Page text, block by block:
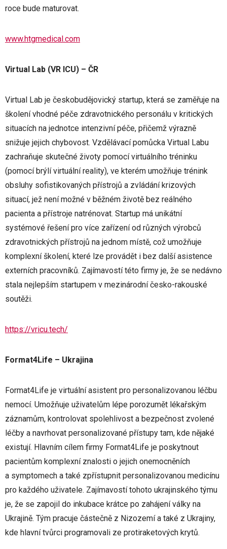
roce bude maturovat.
www.htgmedical.com
Virtual Lab (VR ICU) – ČR
Virtual Lab je českobudějovický startup, která se zaměřuje na
školení vhodné péče zdravotnického personálu v kritických
situacích na jednotce intenzivní péče, přičemž výrazně
snižuje jejich chybovost. Vzdělávací pomůcka Virtual Labu
zachraňuje skutečné životy pomocí virtuálního tréninku
(pomocí brýlí virtuální reality), ve kterém umožňuje trénink
obsluhy sofistikovaných přístrojů a zvládání krizových
situací, jež není možné v běžném životě bez reálného
pacienta a přístroje natrénovat. Startup má unikátní
systémové řešení pro více zařízení od různých výrobců
zdravotnických přístrojů na jednom místě, což umožňuje
komplexní školení, které lze provádět i bez další asistence
externích pracovníků. Zajímavostí této firmy je, že se nedávno
stala nejlepším startupem v mezinárodní česko-rakouské
soutěži.
https://vricu.tech/
Format4Life – Ukrajina
Format4Life je virtuální asistent pro personalizovanou léčbu
nemocí. Umožňuje uživatelům lépe porozumět lékařským
záznamům, kontrolovat spolehlivost a bezpečnost zvolené
léčby a navrhovat personalizované přístupy tam, kde nějaké
existují. Hlavním cílem firmy Format4Life je poskytnout
pacientům komplexní znalosti o jejich onemocněních
a symptomech a také zpřístupnit personalizovanou medicínu
pro každého uživatele. Zajímavostí tohoto ukrajinského týmu
je, že se zapojil do inkubace krátce po zahájení války na
Ukrajině. Tým pracuje částečně z Nizozemí a také z Ukrajiny,
kde hlavní tvůrci programovali ze protiraketových krytů.